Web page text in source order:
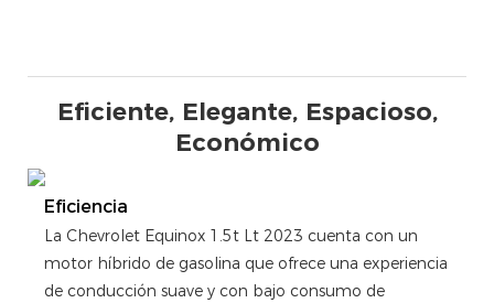
Eficiente, Elegante, Espacioso,
Económico
Eficiencia
La Chevrolet Equinox 1.5t Lt 2023 cuenta con un
motor híbrido de gasolina que ofrece una experiencia
de conducción suave y con bajo consumo de